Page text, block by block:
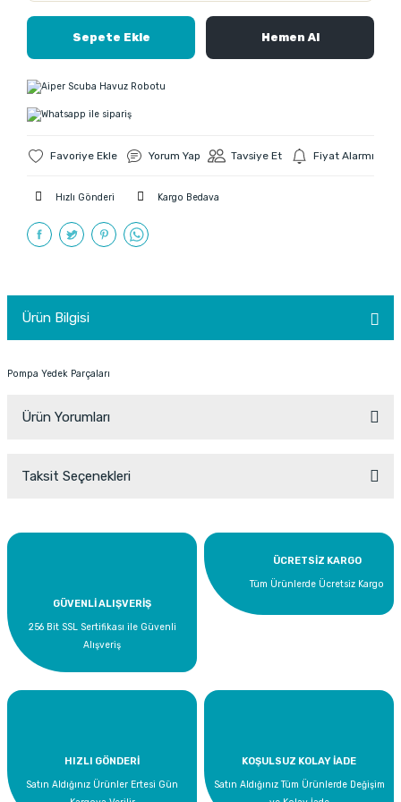
Sepete Ekle Hemen Al
Yorum Yap Tavsiye Et Fiyat Alarmı
Hızlı Gönderi Kargo Bedava
Ürün Bilgisi
Pompa Yedek Parçaları
Ürün Yorumları
Yorum Yaz
Taksit Seçenekleri
GÜVENLİ ALIŞVERİŞ
256 Bit SSL Sertifikası ile Güvenli
Alışveriş
ÜCRETSİZ KARGO
Tüm Ürünlerde Ücretsiz Kargo
HIZLI GÖNDERİ
Satın Aldığınız Ürünler Ertesi Gün
KOŞULSUZ KOLAY İADE
Satın Aldığınız Tüm Ürünlerde Değişim